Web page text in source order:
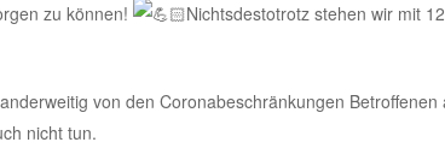
zu können!
Nichtsdestotrotz stehen wir mit
von den Coronabeschränkungen Betroffenen
nicht tun.